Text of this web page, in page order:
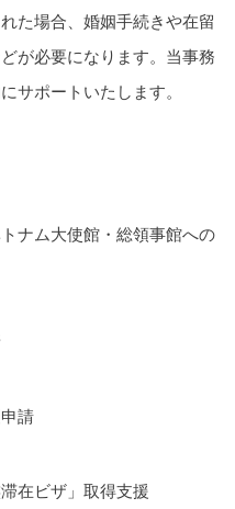
た場合、婚姻手続きや在留
が必要になります。当事務
サポートいたします。
ナム大使館・総領事館への
請
在ビザ」取得支援